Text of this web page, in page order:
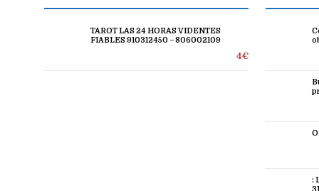
TAROT LAS 24 HORAS VIDENTES
FIABLES 910312450 – 806002109
4€
: